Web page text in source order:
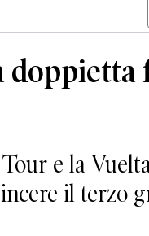
doppietta
e la
il terzo